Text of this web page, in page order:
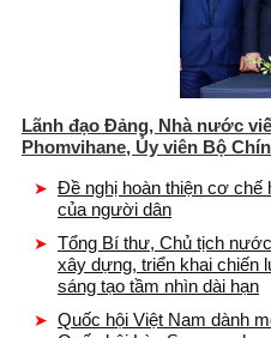
Lãnh đạo Đảng, Nhà nước
Phomvihane, Ủy viên Bộ
Đề nghị hoàn thiện cơ chế
của người dân
Tổng Bí thư, Chủ tịch
xây dựng, triển khai chiến
sáng tạo tầm nhìn dài hạn
Quốc hội Việt Nam dành